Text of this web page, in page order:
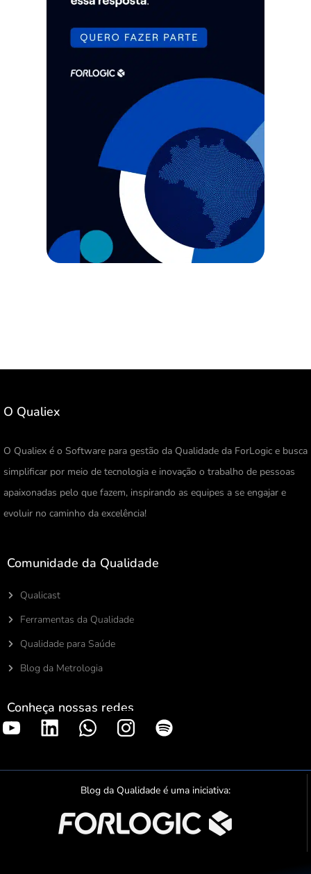
O Qualiex
O Qualiex é o Software para gestão da Qualidade da ForLogic e busca
simplificar por meio de tecnologia e inovação o trabalho de pessoas
apaixonadas pelo que fazem, inspirando as equipes a se engajar e
evoluir no caminho da excelência!
Comunidade da Qualidade
Qualicast
Ferramentas da Qualidade
Qualidade para Saúde
Blog da Metrologia
Conheça nossas redes
S
o
t
f
y
Blog da Qualidade é uma iniciativa: